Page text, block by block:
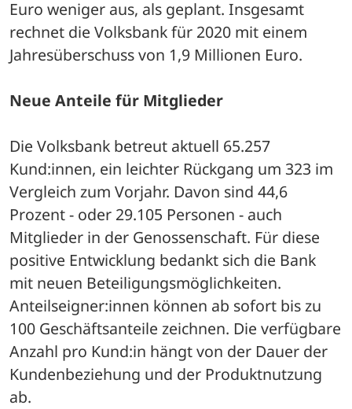
Euro weniger aus, als geplant. Insgesamt
rechnet die Volksbank für 2020 mit einem
Jahresüberschuss von 1,9 Millionen Euro.
Neue Anteile für Mitglieder
Die Volksbank betreut aktuell 65.257
Kund:innen, ein leichter Rückgang um 323 im
Vergleich zum Vorjahr. Davon sind 44,6
Prozent - oder 29.105 Personen - auch
Mitglieder in der Genossenschaft. Für diese
positive Entwicklung bedankt sich die Bank
mit neuen Beteiligungsmöglichkeiten.
Anteilseigner:innen können ab sofort bis zu
100 Geschäftsanteile zeichnen. Die verfügbare
Anzahl pro Kund:in hängt von der Dauer der
Kundenbeziehung und der Produktnutzung
ab.